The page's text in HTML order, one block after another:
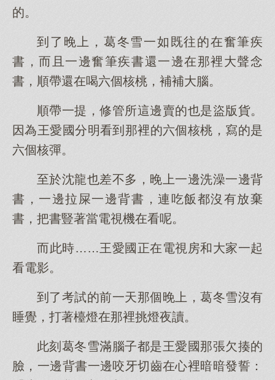
的。
到了晚上，葛冬雪一如既往的在奮筆疾
書，而且一邊奮筆疾書還一邊在那裡大聲念
書，順帶還在喝六個核桃，補補大腦。
順帶一提，修管所這邊賣的也是盜版貨。
因為王愛國分明看到那裡的六個核桃，寫的是
六個核彈。
至於沈龍也差不多，晚上一邊洗澡一邊背
書，一邊拉屎一邊背書，連吃飯都沒有放棄
書，把書豎著當電視機在看呢。
而此時……王愛國正在電視房和大家一起
看電影。
到了考試的前一天那個晚上，葛冬雪沒有
睡覺，打著檯燈在那裡挑燈夜讀。
此刻葛冬雪滿腦子都是王愛國那張欠揍的
臉，一邊背書一邊咬牙切齒在心裡暗暗發誓：